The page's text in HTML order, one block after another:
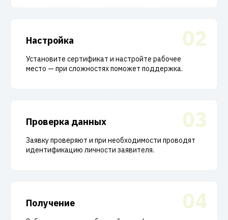
02
Настройка
Установите сертификат и настройте рабочее
место — при сложностях поможет поддержка.
03
Проверка данных
Заявку проверяют и при необходимости проводят
идентификацию личности заявителя.
04
Получение